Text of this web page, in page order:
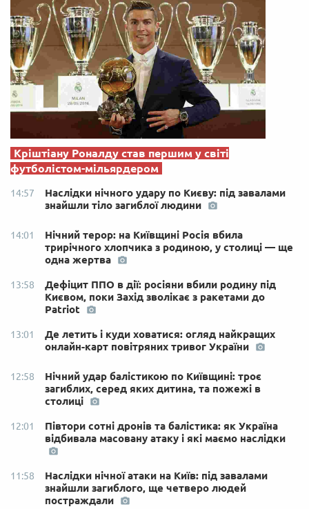
Кріштіану Роналду став першим у світі
футболістом-мільярдером
14:57
Наслідки нічного удару по Києву: під завалами
знайшли тіло загиблої людини
14:01
Нічний терор: на Київщині Росія вбила
трирічного хлопчика з родиною, у столиці — ще
одна жертва
13:58
Дефіцит ППО в дії: росіяни вбили родину під
Києвом, поки Захід зволікає з ракетами до
Patriot
13:01
Де летить і куди ховатися: огляд найкращих
онлайн-карт повітряних тривог України
12:58
Нічний удар балістикою по Київщині: троє
загиблих, серед яких дитина, та пожежі в
столиці
12:01
Півтори сотні дронів та балістика: як Україна
відбивала масовану атаку і які маємо наслідки
11:58
Наслідки нічної атаки на Київ: під завалами
знайшли загиблого, ще четверо людей
постраждали